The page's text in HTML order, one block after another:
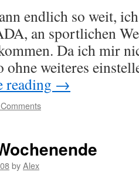
endlich so weit,
an sportlichen
Da ich mir
ohne weiteres
reading →
byAlex